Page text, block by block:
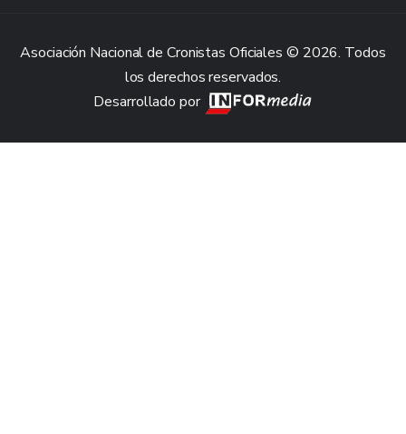
Asociación Nacional de Cronistas Oficiales © 2026. Todos
los derechos reservados.
Desarrollado por